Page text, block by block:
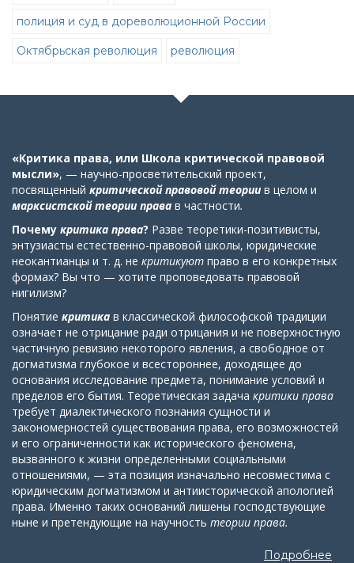
полиция и суд в дореволюционной России
Октябрьская революция революция
«Критика права, или Школа критической правовой
мысли», — научно-просветительский проект,
посвященный критической правовой теории в целом и
марксистской теории права в частности.
Почему критика права? Разве теоретики-позитивисты,
энтузиасты естественно-правовой школы, юридические
неокантианцы и т. д. не критикуют право в его конкретных
формах? Вы что — хотите проповедовать правовой
нигилизм?
Понятие критика в классической философской традиции
означает не отрицание ради отрицания и не поверхностную
частичную ревизию некоторого явления, а свободное от
догматизма глубокое и всестороннее, доходящее до
основания исследование предмета, понимание условий и
пределов его бытия. Теоретическая задача критики права
требует диалектического познания сущности и
закономерностей существования права, его возможностей
и его ограниченности как исторического феномена,
вызванного к жизни определенными социальными
отношениями, — эта позиция изначально несовместима с
юридическим догматизмом и антиисторической апологией
права. Именно таких оснований лишены господствующие
ныне и претендующие на научность теории права.
Подробнее